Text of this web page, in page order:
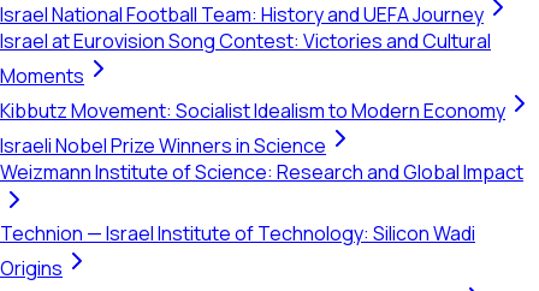
Israel National Football Team: History and UEFA Journey
Israel at Eurovision Song Contest: Victories and Cultural
Moments
Kibbutz Movement: Socialist Idealism to Modern Economy
Israeli Nobel Prize Winners in Science
Weizmann Institute of Science: Research and Global Impact
Technion — Israel Institute of Technology: Silicon Wadi
Origins